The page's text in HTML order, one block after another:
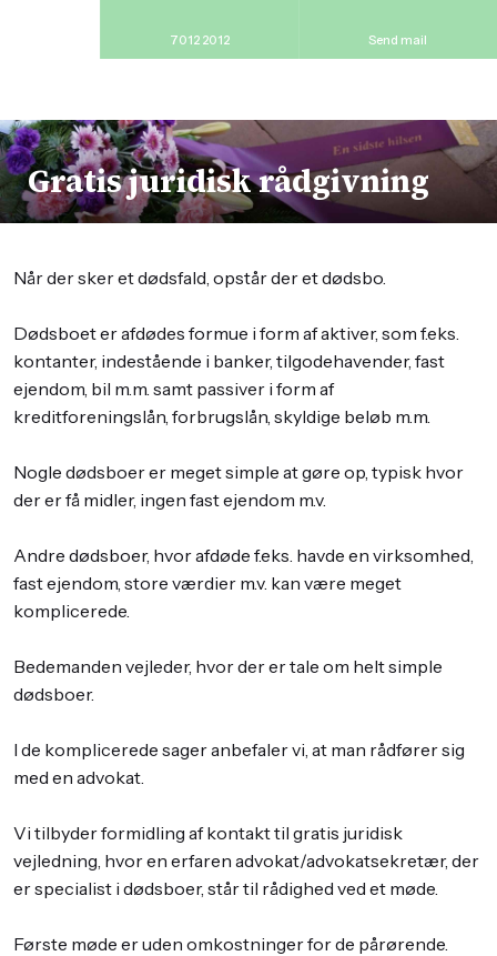
70 12 20 12 Send mail
Gratis juridisk rådgivning​
​Når der sker et dødsfald, opstår der et dødsbo.
Dødsboet er afdødes formue i form af aktiver, som f.eks.
kontanter, indestående i banker, tilgodehavender, fast
ejendom, bil m.m. samt passiver i form af
kreditforeningslån, forbrugslån, skyldige beløb m.m.
Nogle dødsboer er meget simple at gøre op, typisk hvor
der er få midler, ingen fast ejendom m.v.
Andre dødsboer, hvor afdøde f.eks. havde en virksomhed,
fast ejendom, store værdier m.v. kan være meget
komplicerede.
​Bedemanden vejleder, hvor der er tale om helt simple
dødsboer.
I de komplicerede sager anbefaler vi, at man rådfører sig
med en advokat.
Vi tilbyder formidling af kontakt til gratis juridisk
vejledning, hvor en erfaren advokat/advokatsekretær, der
er specialist i dødsboer, står til rådighed ved et møde.
Første møde er uden omkostninger for de pårørende.